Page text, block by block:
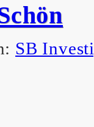
SB